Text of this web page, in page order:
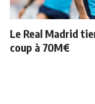
Le Real Madrid
coup à 70M€